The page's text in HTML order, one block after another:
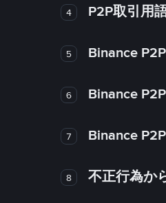
4 P2P取引用
5 Binance
6 Binance
7 Binance
8 不正行為か